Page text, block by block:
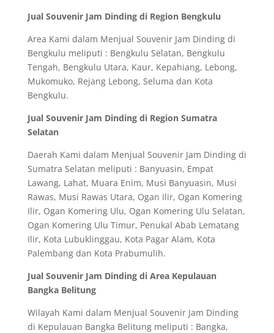
Jual Souvenir Jam Dinding di Region Bengkulu
Area Kami dalam Menjual Souvenir Jam Dinding di
Bengkulu meliputi : Bengkulu Selatan, Bengkulu
Tengah, Bengkulu Utara, Kaur, Kepahiang, Lebong,
Mukomuko, Rejang Lebong, Seluma dan Kota
Bengkulu.
Jual Souvenir Jam Dinding di Region Sumatra
Selatan
Daerah Kami dalam Menjual Souvenir Jam Dinding di
Sumatra Selatan meliputi : Banyuasin, Empat
Lawang, Lahat, Muara Enim, Musi Banyuasin, Musi
Rawas, Musi Rawas Utara, Ogan Ilir, Ogan Komering
Ilir, Ogan Komering Ulu, Ogan Komering Ulu Selatan,
Ogan Komering Ulu Timur, Penukal Abab Lematang
Ilir, Kota Lubuklinggau, Kota Pagar Alam, Kota
Palembang dan Kota Prabumulih.
Jual Souvenir Jam Dinding di Area Kepulauan
Bangka Belitung
Wilayah Kami dalam Menjual Souvenir Jam Dinding
di Kepulauan Bangka Belitung meliputi : Bangka,